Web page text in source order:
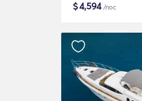
$4,594/noc